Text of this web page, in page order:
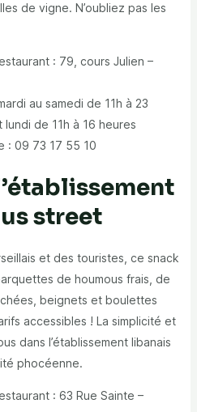
de vigne. N’oubliez pas les
: 79, cours Julien –
au samedi de 11h à 23
lundi de 11h à 16 heures
: 09 73 17 55 10
street
et des touristes, ce snack
de houmous frais, de
beignets et boulettes
accessibles ! La simplicité et
dans l’établissement libanais
phocéenne.
: 63 Rue Sainte –